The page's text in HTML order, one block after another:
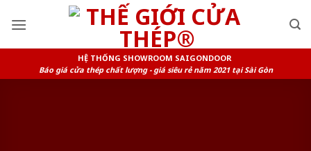
HỆ THỐNG SHOWROOM SAIGONDOOR
Báo giá cửa thép chất lượng - giá siêu rẻ năm 2021 tại Sài Gòn